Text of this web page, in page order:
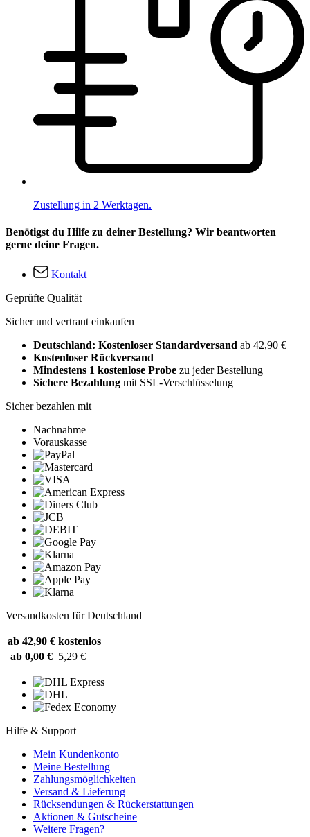
Zustellung in 2 Werktagen.
Benötigst du Hilfe zu deiner Bestellung? Wir beantworten
gerne deine Fragen.
Kontakt
Geprüfte Qualität
Sicher und vertraut einkaufen
Deutschland: Kostenloser Standardversand ab 42,90 €
Kostenloser Rückversand
Mindestens 1 kostenlose Probe zu jeder Bestellung
Sichere Bezahlung mit SSL-Verschlüsselung
Sicher bezahlen mit
Nachnahme
Vorauskasse
Versandkosten für Deutschland
ab 42,90 € kostenlos
ab 0,00 € 5,29 €
Hilfe & Support
Mein Kundenkonto
Meine Bestellung
Zahlungsmöglichkeiten
Versand & Lieferung
Rücksendungen & Rückerstattungen
Aktionen & Gutscheine
Weitere Fragen?